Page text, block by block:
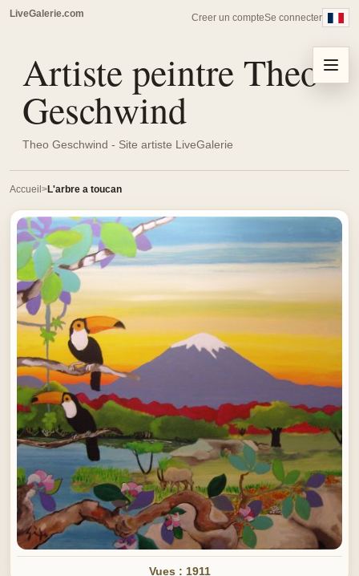
LiveGalerie.com Creer un compteSe connecter
Artiste peintre Theo
Geschwind
Theo Geschwind - Site artiste LiveGalerie
Menu
Accueil L'arbre a toucan
Vues : 1911